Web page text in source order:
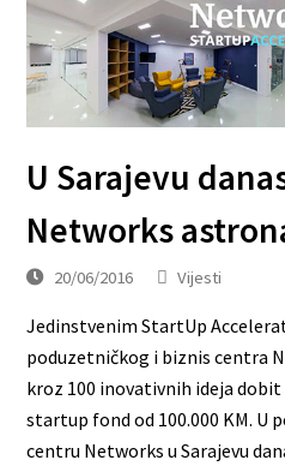
U Sarajevu
Networks
20/06/2016 Vijesti
Jedinstvenim StartUp
poduzetničkog i biznis centra
kroz 100 inovativnih ideja
startup fond od 100.000 KM. U
centru Networks u Sarajevu